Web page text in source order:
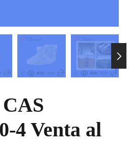

4 Venta al